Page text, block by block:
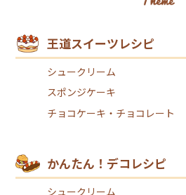
王道スイーツレシピ
シュークリーム
スポンジケーキ
チョコケーキ・チョコレート
かんたん！デコレシピ
シュークリーム